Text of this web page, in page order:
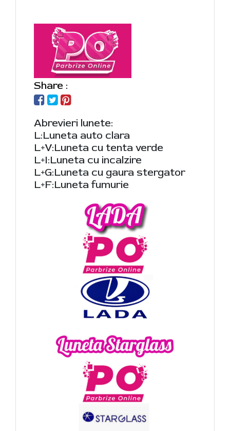
Share :
Abrevieri lunete:
L:Luneta auto clara
L+V:Luneta cu tenta verde
L+I:Luneta cu incalzire
L+G:Luneta cu gaura stergator
L+F:Luneta fumurie